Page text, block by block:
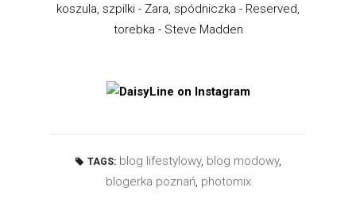
koszula, szpilki - Zara, spódniczka - Reserved,
torebka - Steve Madden
TAGS: blog lifestylowy, blog modowy,
blogerka poznań, photomix